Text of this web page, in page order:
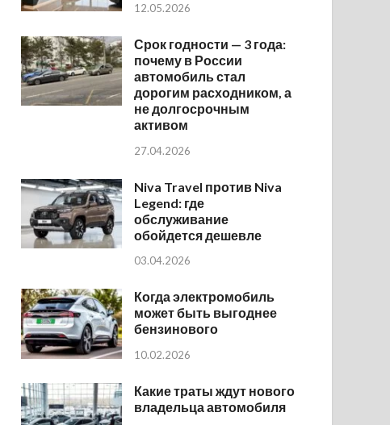
12.05.2026
Срок годности — 3 года:
почему в России
автомобиль стал
дорогим расходником, а
не долгосрочным
активом
27.04.2026
Niva Travel против Niva
Legend: где
обслуживание
обойдется дешевле
03.04.2026
Когда электромобиль
может быть выгоднее
бензинового
10.02.2026
Какие траты ждут нового
владельца автомобиля